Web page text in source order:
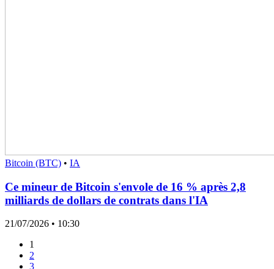
Bitcoin (BTC) • IA
Ce mineur de Bitcoin s'envole de 16 % après 2,8
milliards de dollars de contrats dans l'IA
21/07/2026 • 10:30
1
2
3